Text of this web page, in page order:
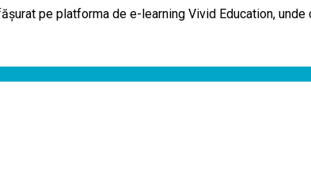
pe platforma de e-learning Vivid Education, unde